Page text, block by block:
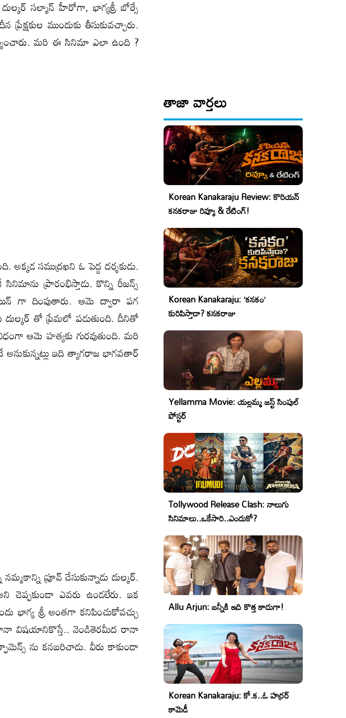
సల్మాన్ హీరోగా, భాగ్యశ్రీ బోర్సే
ముందుకు తీసుకువచ్చారు.
మరి ఈ సినిమా ఎలా ఉంది ?
సముద్రఖని ఓ పెద్ద దర్శకుడు.
ప్రారంభిస్తాడు. కొన్ని రీజన్స్
గా దింపుతారు. ఆమె ద్వారా పగ
తో ప్రేమలో పడుతుంది. దీనితో
ఆమె హత్యకు గురవుతుంది. మరి
ఇది త్యాగరాజ భాగవతార్
ప్రూవ్ చేసుకున్నాడు దుల్కర్.
ఎవరు ఉండలేరు. ఇక
భాగ్య శ్రీ అంతగా కనిపించుకోవచ్చు
రానా విషయానికొస్తే.. వెండితెరమీద రానా
ను కనబరిచాడు. వీరు కాకుండా
తాజా వార్తలు
Korean Kanakaraju Review: కొరియన్
కనకరాజు రివ్యూ & రేటింగ్!
Korean Kanakaraju: ‘కనకం’
కురిపిస్తాడా? కనకరాజు
Yellamma Movie: యల్లమ్మ జస్ట్ సింపుల్
పోస్టర్
Tollywood Release Clash: నాలుగు
సినిమాలు..ఒకేసారి..ఎందుకో?
Allu Arjun: బన్నీకి ఇది కొత్త కాదుగా!
Korean Kanakaraju: కో.క..ఓ హర్రర్
కామెడీ